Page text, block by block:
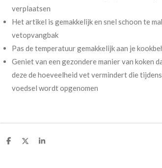
verplaatsen
Het artikel is gemakkelijk en snel schoon te
vetopvangbak
Pas de temperatuur gemakkelijk aan je
Geniet van een gezondere manier van koken
deze de hoeveelheid vet vermindert die
voedsel wordt opgenomen
D
D
S